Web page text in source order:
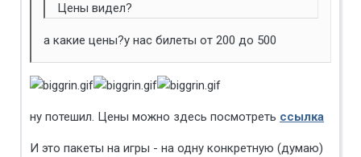
Цены видел?
а какие цены?у нас билеты от 200 до 500
ну потешил. Цены можно здесь посмотреть ссылка
И это пакеты на игры - на одну конкретную (думаю)